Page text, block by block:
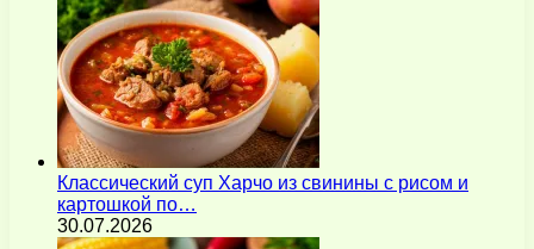
Классический суп Харчо из свинины с рисом и
картошкой по…
30.07.2026